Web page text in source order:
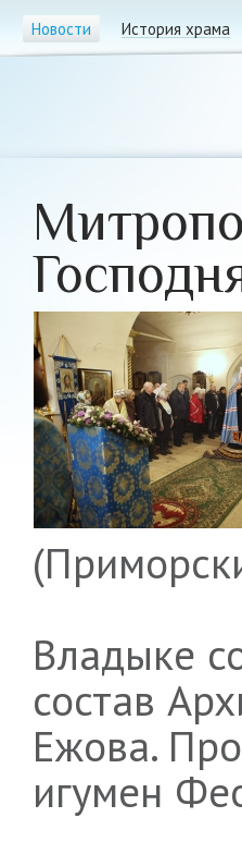
Новости История храма
Владыке
состав
Ежова.
игумен